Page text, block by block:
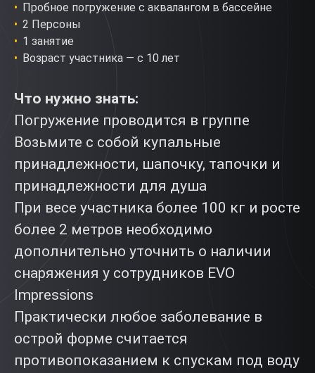
Пробное погружение с аквалангом в бассейне
2 Персоны
1 занятие
Возраст участника — с 10 лет
Что нужно знать:
Погружение проводится в группе
Возьмите с собой купальные
принадлежности, шапочку, тапочки и
принадлежности для душа
При весе участника более 100 кг и росте
более 2 метров необходимо
дополнительно уточнить о наличии
снаряжения у сотрудников EVO
Impressions
Практически любое заболевание в
острой форме считается
противопоказанием к спускам под воду